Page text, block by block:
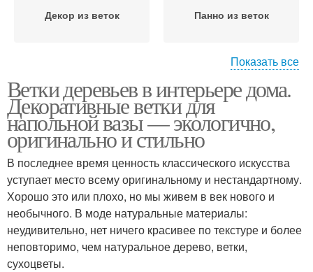
Декор из веток Панно из веток
веток
Ветки в интерьере
Декор из сухих веток
Показать все
Ветки деревьев в интерьере дома.
Декоративные ветки для
напольной вазы — экологично,
оригинально и стильно
В последнее время ценность классического искусства
уступает место всему оригинальному и нестандартному.
Хорошо это или плохо, но мы живем в век нового и
необычного. В моде натуральные материалы:
неудивительно, нет ничего красивее по текстуре и более
неповторимо, чем натуральное дерево, ветки,
сухоцветы.